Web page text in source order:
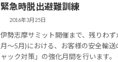
緊急時脱出避難訓練
2016年3月25日
伊勢志摩サミット開催まで、残りわ
月～5月)における、お客様の安全輸
ャック対策」の強化月間を行います